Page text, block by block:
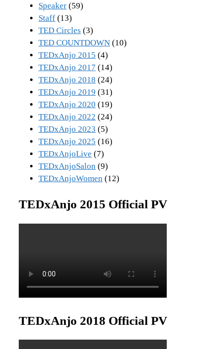
Speaker (59)
Staff (13)
TED Circles (3)
TED COUNTDOWN (10)
TEDxAnjo 2015 (4)
TEDxAnjo 2017 (14)
TEDxAnjo 2018 (24)
TEDxAnjo 2019 (31)
TEDxAnjo 2020 (19)
TEDxAnjo 2022 (24)
TEDxAnjo 2023 (5)
TEDxAnjo 2025 (16)
TEDxAnjoLive (7)
TEDxAnjoSalon (9)
TEDxAnjoWomen (12)
TEDxAnjo 2015 Official PV
TEDxAnjo 2018 Official PV